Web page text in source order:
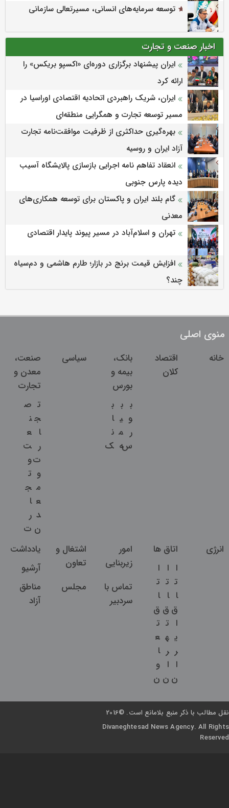
توسعه سرمایه‌های انسانی، مسیرتعالی سازمانی
اخبار صنعت و تجارت
ایران پیشنهاد برگزاری دوره‌ای «اکسپو بریکس» را
ارائه کرد
ایران، شریک راهبردی اتحادیه اقتصادی اوراسیا در
مسیر توسعه تجارت و همگرایی منطقه‌ای
بهره‌گیری حداکثری از ظرفیت موافقت‌نامه تجارت
آزاد ایران و روسیه
انعقاد تفاهم نامه اجرایی بازسازی پالایشگاه آسیب
دیده پارس جنوبی
گام بلند ایران و پاکستان برای توسعه همکاری‌های
معدنی
تهران و اسلام‌آباد در مسیر پیوند پایدار اقتصادی
افزایش قیمت برنج در بازار؛ طارم هاشمی و دم‌سیاه
چند؟
منوی اصلی
خانه
اقتصاد
کلان
بانک،
بیمه و
بورس
ب
و
ر
س
ب
ی
م
ه
ب
ا
ن
ک
سیاسی
صنعت،
معدن و
تجارت
ت
ج
ا
ر
ت
و
م
ع
د
ن
ص
ن
ع
ت
و
ت
ج
ا
ر
ت
انرژی
اتاق ها
ا
ت
ا
ق
ا
ی
ر
ا
ن
ا
ت
ا
ق
ت
ه
ر
ا
ن
ا
ت
ا
ق
ت
ع
ا
و
ن
امور
زیربنایی
اشتغال و
تعاون
یادداشت
آرشیو
تماس با
سردبیر
مجلس
مناطق
آزاد
نقل مطالب با ذکر منبع بلامانع است. ©2016
Divaneghtesad News Agency. All Rights
Reserved